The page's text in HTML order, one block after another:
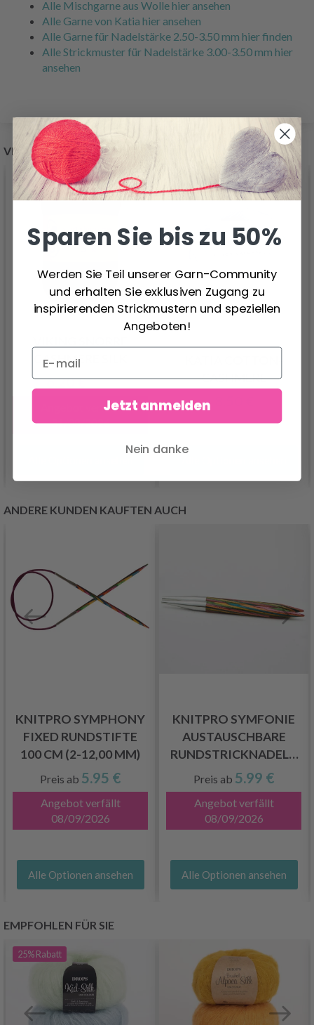
Alle Mischgarne aus Wolle hier ansehen
Alle Garne von Katia hier ansehen
Alle Garne für Nadelstärke 2.50-3.50 mm hier finden
Alle Strickmuster für Nadelstärke 3.00-3.50 mm hier
ansehen
VERWANDTE PRODUKTE
35% Rabatt
CASHMERE SILK
6.20 €
Angebot verfällt
31/08/2026
CASHMERE
ANDERE KUNDEN KAUFTEN AUCH
KNITPRO SYMPHONY
FIXED RUNDSTIFTE
100 CM (2-12,00 MM)
Preis ab 5.95 €
Angebot verfällt
08/09/2026
Alle Optionen ansehen
KNITPRO SYMFONIE
AUSTAUSCHBARE
RUNDSTRICKNADELN
KURZ (3.00-12.00 MM)
Preis ab 5.99 €
Angebot verfällt
08/09/2026
Alle Optionen ansehen
EMPFOHLEN FÜR SIE
25%Rabatt
Sparen Sie bis zu 50%
Werden Sie Teil unserer Garn-Community
und erhalten Sie exklusiven Zugang zu
inspirierenden Strickmustern und speziellen
Angeboten!
Jetzt anmelden
Nein danke